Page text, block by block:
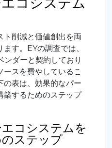
ト削減と価値創出を両
す。EYの調査では、
ンダーと契約しており
ースを費やしているこ
の表は、効果的なパー
築するためのステップ
コシステムを
ステップ